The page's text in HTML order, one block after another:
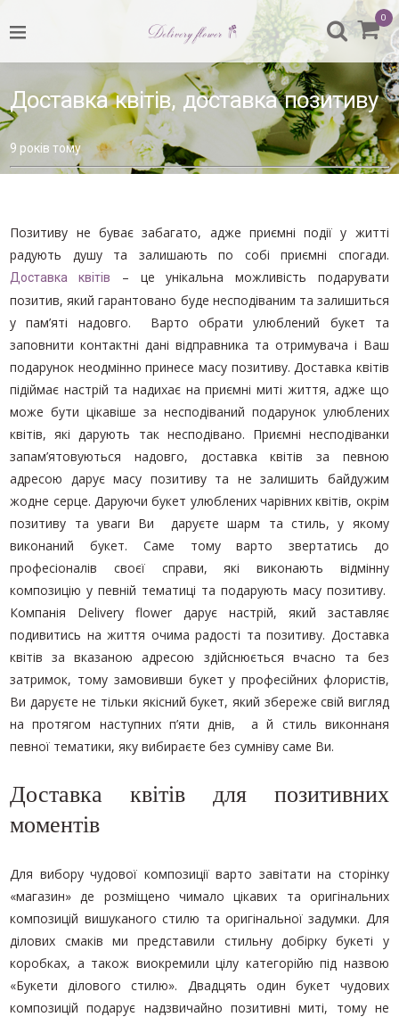
ДО ДНЯ МАТЕРІ
8 БЕРЕЗНЯ
КВІТИ У КОРОБКАХ
КВІТИ ПОШТУЧНО
БУКЕТ ДЛЯ ВЧИТЕЛЯ
БУКЕТ ВІД ФЛОРИСТА
БУКЕТИ ДІЛОВОГО СТИЛЮ
БУКЕТИ ДЛЯ УРОЧИСТИХ
БУКЕТИ ПОЗИТИВНИХ
ЕМОЦІЙ
БУКЕТИ ПОПЕРЕДНЬОГО
ЗАМОВЛЕННЯ
КВІТИ ДЛЯ КОХАНОЇ
ВІТАЛЬНІ БУКЕТИ
ДОДАТКИ ДО БУКЕТІВ
0
Доставка квітів, доставка позитиву
9 років тому
категорії
/
Доставка
квітів,
позитиву
Позитиву не буває забагато, адже приємні події у житті
радують душу та залишають по собі приємні спогади.
Доставка квітів
– це унікальна можливість подарувати
позитив, який гарантовано буде несподіваним та залишиться
у пам’яті надовго. Варто обрати улюблений букет та
заповнити контактні дані відправника та отримувача і Ваш
подарунок неодмінно принесе масу позитиву. Доставка квітів
підіймає настрій та надихає на приємні миті життя, адже що
може бути цікавіше за несподіваний подарунок улюблених
квітів, які дарують так несподівано. Приємні несподіванки
запам’ятовуються надовго, доставка квітів за певною
адресою дарує масу позитиву та не залишить байдужим
жодне серце. Даруючи букет улюблених чарівних квітів, окрім
позитиву та уваги Ви даруєте шарм та стиль, у якому
виконаний букет. Саме тому варто звертатись до
професіоналів своєї справи, які виконають відмінну
композицію у певній тематиці та подарують масу позитиву.
Компанія Delivery flower дарує настрій, який заставляє
подивитись на життя очима радості та позитиву. Доставка
квітів за вказаною адресою здійснюється вчасно та без
затримок, тому замовивши букет у професійних флористів,
Ви даруєте не тільки якісний букет, який збереже свій вигляд
на протягом наступних п’яти днів, а й стиль виконнаня
певної тематики, яку вибираєте без сумніву саме Ви.
Доставка квітів для позитивних
моментів
Для вибору чудової композиції варто завітати на сторінку
«магазин» де розміщено чимало цікавих та оригінальних
композицій вишуканого стилю та оригінальної задумки. Для
ділових смаків ми представили стильну добірку букеті у
коробках, а також виокремили цілу категорійю під назвою
«Букети ділового стилю». Двадцять один букет чудових
композицій подарує надзвичайно позитивні миті, тому не